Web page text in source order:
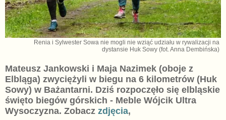
Renia i Sylwester Sowa nie mogli nie wziąć udziału w rywalizacji na
dystansie Huk Sowy (fot. Anna Dembińska)
Mateusz Jankowski i Maja Nazimek (oboje z
Elbląga) zwyciężyli w biegu na 6 kilometrów (Huk
Sowy) w Bażantarni. Dziś rozpoczęło się elbląskie
święto biegów górskich - Meble Wójcik Ultra
Wysoczyzna. Zobacz zdjęcia,